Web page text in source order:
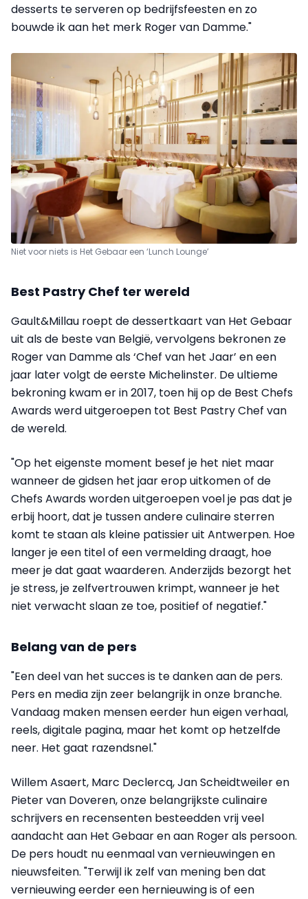
desserts te serveren op bedrijfsfeesten en zo
bouwde ik aan het merk Roger van Damme."
Niet voor niets is Het Gebaar een ‘Lunch Lounge’
Best Pastry Chef ter wereld
Gault&Millau roept de dessertkaart van Het Gebaar
uit als de beste van België, vervolgens bekronen ze
Roger van Damme als ‘Chef van het Jaar’ en een
jaar later volgt de eerste Michelinster. De ultieme
bekroning kwam er in 2017, toen hij op de Best Chefs
Awards werd uitgeroepen tot Best Pastry Chef van
de wereld.
"Op het eigenste moment besef je het niet maar
wanneer de gidsen het jaar erop uitkomen of de
Chefs Awards worden uitgeroepen voel je pas dat je
erbij hoort, dat je tussen andere culinaire sterren
komt te staan als kleine patissier uit Antwerpen. Hoe
langer je een titel of een vermelding draagt, hoe
meer je dat gaat waarderen. Anderzijds bezorgt het
je stress, je zelfvertrouwen krimpt, wanneer je het
niet verwacht slaan ze toe, positief of negatief."
Belang van de pers
"Een deel van het succes is te danken aan de pers.
Pers en media zijn zeer belangrijk in onze branche.
Vandaag maken mensen eerder hun eigen verhaal,
reels, digitale pagina, maar het komt op hetzelfde
neer. Het gaat razendsnel."
Willem Asaert, Marc Declercq, Jan Scheidtweiler en
Pieter van Doveren, onze belangrijkste culinaire
schrijvers en recensenten besteedden vrij veel
aandacht aan Het Gebaar en aan Roger als persoon.
De pers houdt nu eenmaal van vernieuwingen en
nieuwsfeiten. "Terwijl ik zelf van mening ben dat
vernieuwing eerder een hernieuwing is of een